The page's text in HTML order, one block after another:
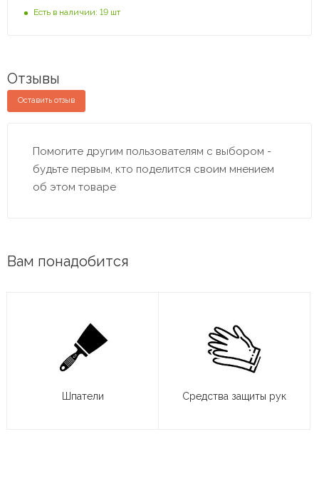
Есть в наличии: 19 шт
Отзывы
Оставить отзыв
Помогите другим пользователям с выбором -
будьте первым, кто поделится своим мнением
об этом товаре
Вам понадобится
Шпатели Средства защиты рук